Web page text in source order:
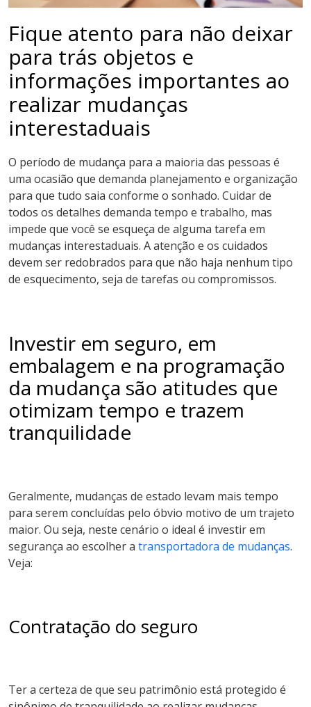
Fique atento para não deixar
para trás objetos e
informações importantes ao
realizar mudanças
interestaduais
O período de mudança para a maioria das pessoas é
uma ocasião que demanda planejamento e organização
para que tudo saia conforme o sonhado. Cuidar de
todos os detalhes demanda tempo e trabalho, mas
impede que você se esqueça de alguma tarefa em
mudanças interestaduais. A atenção e os cuidados
devem ser redobrados para que não haja nenhum tipo
de esquecimento, seja de tarefas ou compromissos.
Investir em seguro, em
embalagem e na programação
da mudança são atitudes que
otimizam tempo e trazem
tranquilidade
Geralmente, mudanças de estado levam mais tempo
para serem concluídas pelo óbvio motivo de um trajeto
maior. Ou seja, neste cenário o ideal é investir em
segurança ao escolher a transportadora de mudanças.
Veja:
Contratação do seguro
Ter a certeza de que seu patrimônio está protegido é